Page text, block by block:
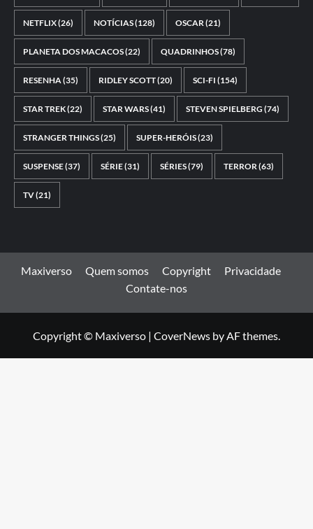
NETFLIX(26) NOTÍCIAS(128) OSCAR(21)
PLANETA DOS MACACOS(22) QUADRINHOS(78)
RESENHA(35) RIDLEY SCOTT(20) SCI-FI (154)
STAR TREK(22) STAR WARS(41) STEVEN SPIELBERG (74)
STRANGER THINGS(25) SUPER-HERÓIS(23)
SUSPENSE(37) SÉRIE(31) SÉRIES(79) TERROR(63)
TV(21)
Maxiverso Quem somos Copyright
Privacidade
Contate-nos
Copyright © Maxiverso | CoverNews by AF themes.